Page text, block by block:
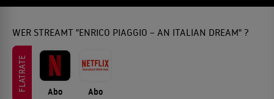
WER STREAMT "ENRICO PIAGGIO – AN ITALIAN DREAM" ?
FLATRATE Abo Abo